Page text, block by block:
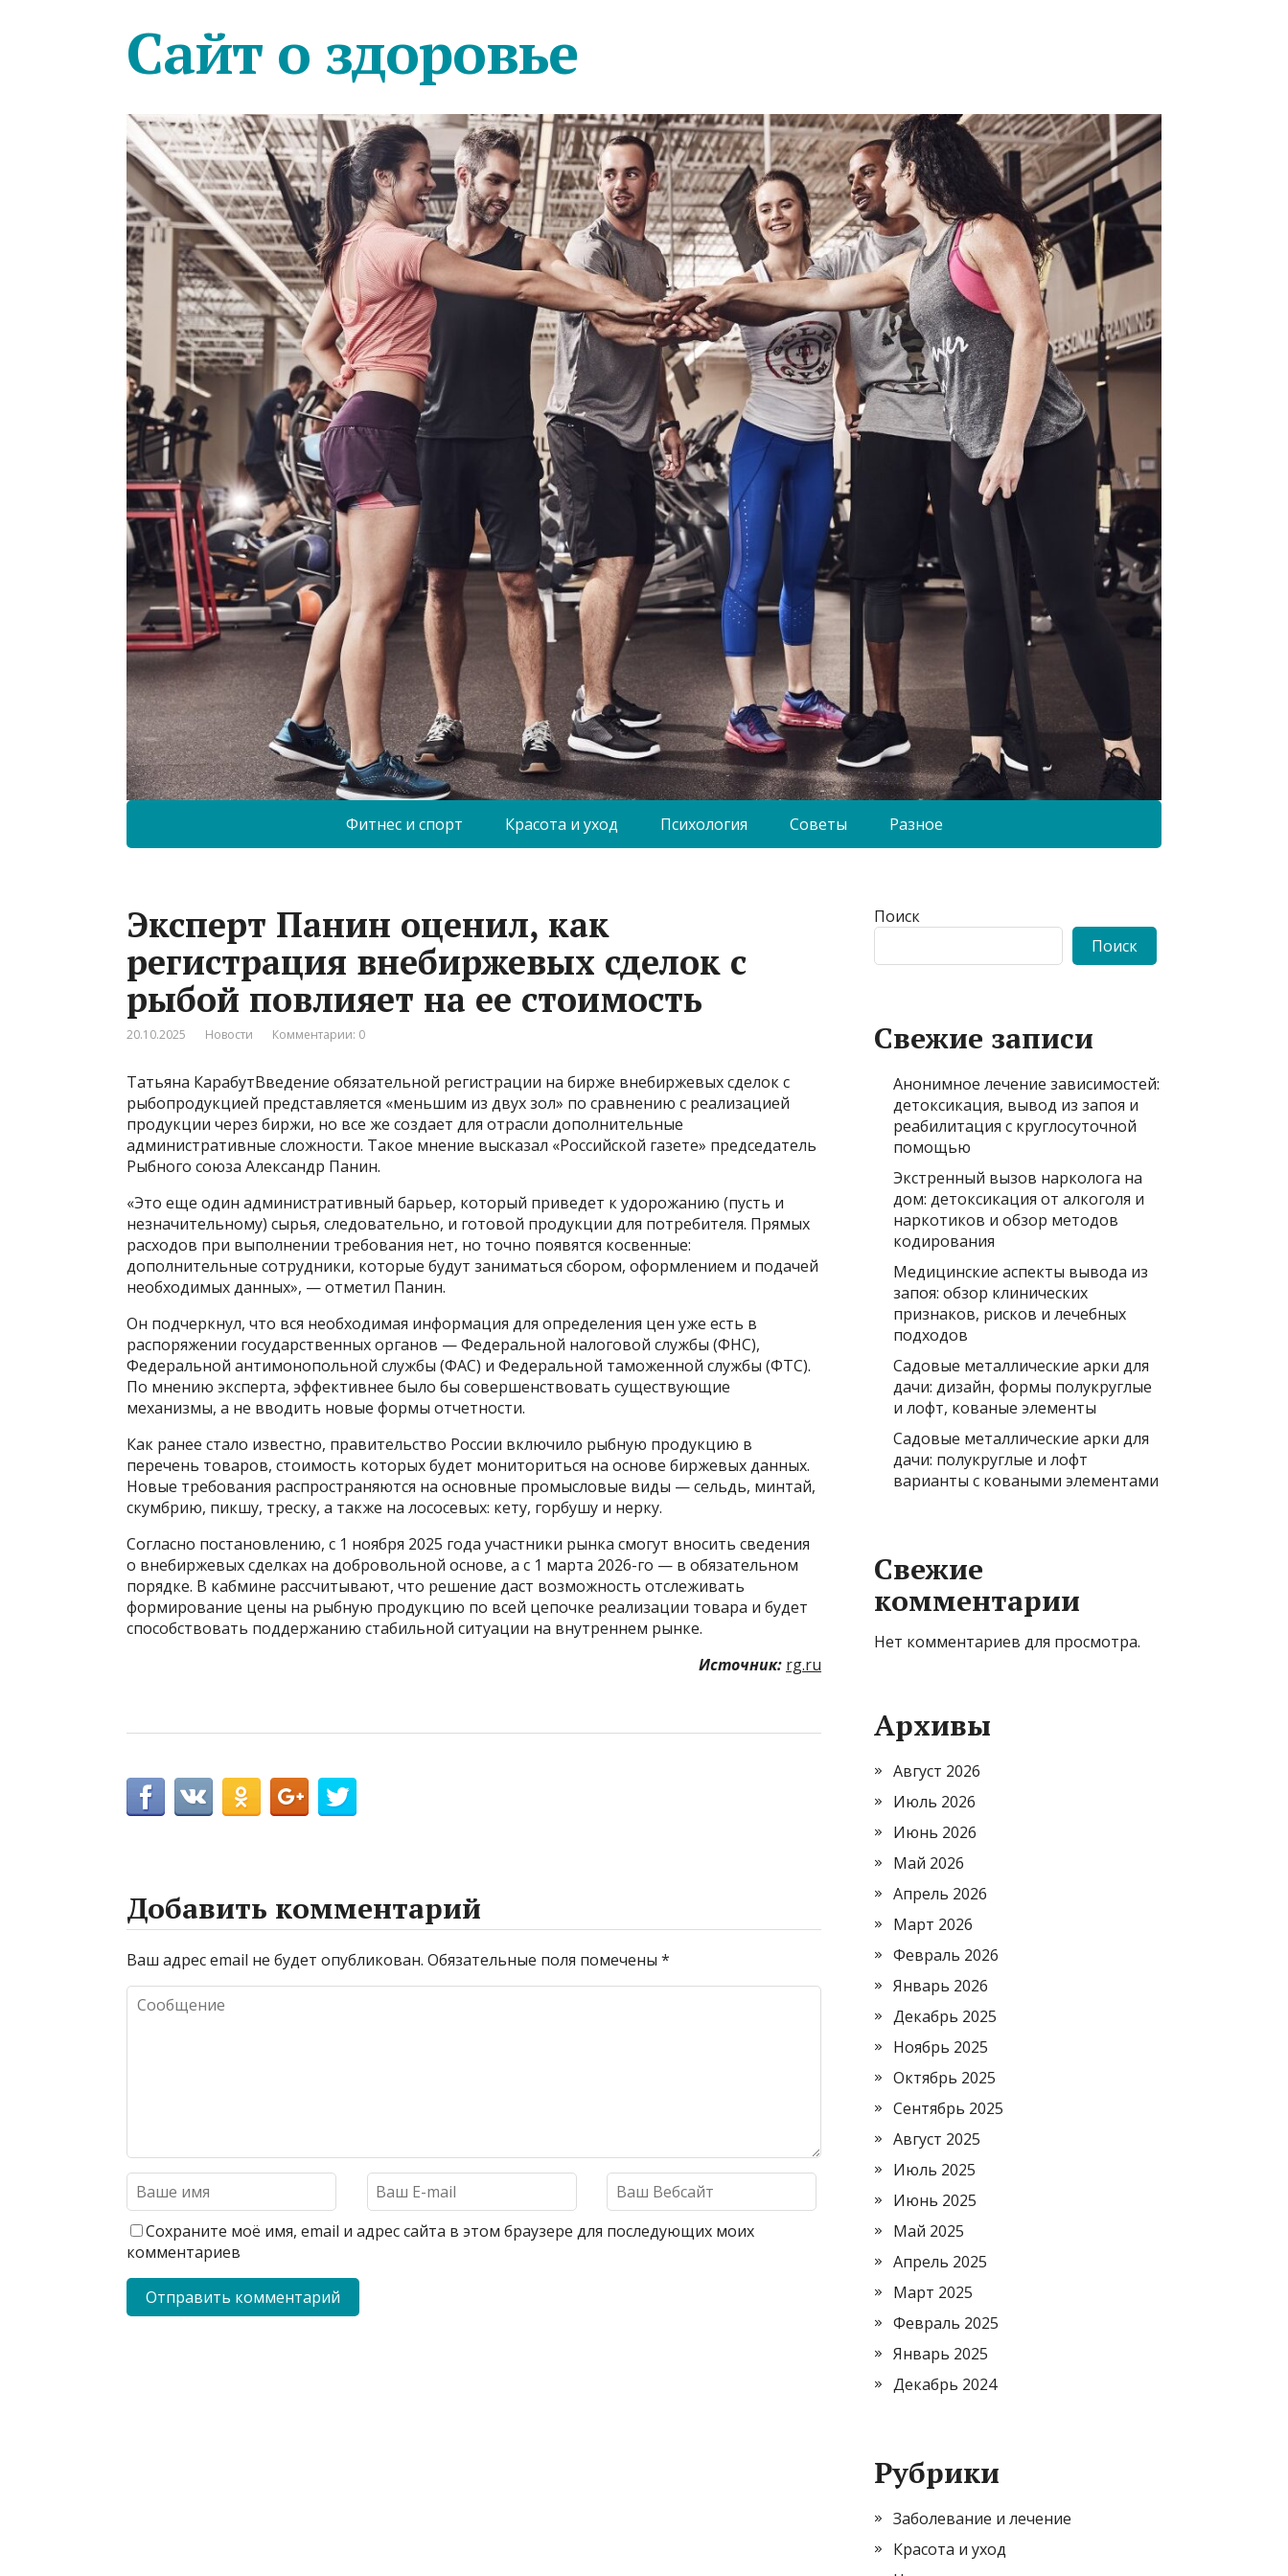
Сайт о здоровье
Фитнес и спорт Красота и уход Психология Советы Разное
Эксперт Панин оценил, как
регистрация внебиржевых сделок с
рыбой повлияет на ее стоимость
20.10.2025 Новости Комментарии: 0
Татьяна КарабутВведение обязательной регистрации на бирже внебиржевых сделок с
рыбопродукцией представляется «меньшим из двух зол» по сравнению с реализацией
продукции через биржи, но все же создает для отрасли дополнительные
административные сложности. Такое мнение высказал «Российской газете» председатель
Рыбного союза Александр Панин.
«Это еще один административный барьер, который приведет к удорожанию (пусть и
незначительному) сырья, следовательно, и готовой продукции для потребителя. Прямых
расходов при выполнении требования нет, но точно появятся косвенные:
дополнительные сотрудники, которые будут заниматься сбором, оформлением и подачей
необходимых данных», — отметил Панин.
Он подчеркнул, что вся необходимая информация для определения цен уже есть в
распоряжении государственных органов — Федеральной налоговой службы (ФНС),
Федеральной антимонопольной службы (ФАС) и Федеральной таможенной службы (ФТС).
По мнению эксперта, эффективнее было бы совершенствовать существующие
механизмы, а не вводить новые формы отчетности.
Как ранее стало известно, правительство России включило рыбную продукцию в
перечень товаров, стоимость которых будет мониториться на основе биржевых данных.
Новые требования распространяются на основные промысловые виды — сельдь, минтай,
скумбрию, пикшу, треску, а также на лососевых: кету, горбушу и нерку.
Согласно постановлению, с 1 ноября 2025 года участники рынка смогут вносить сведения
о внебиржевых сделках на добровольной основе, а с 1 марта 2026-го — в обязательном
порядке. В кабмине рассчитывают, что решение даст возможность отслеживать
формирование цены на рыбную продукцию по всей цепочке реализации товара и будет
способствовать поддержанию стабильной ситуации на внутреннем рынке.
Источник: rg.ru
Добавить комментарий
Ваш адрес email не будет опубликован. Обязательные поля помечены *
Сохраните моё имя, email и адрес сайта в этом браузере для последующих моих
комментариев
Поиск
Поиск
Свежие записи
Анонимное лечение зависимостей:
детоксикация, вывод из запоя и
реабилитация с круглосуточной
помощью
Экстренный вызов нарколога на
дом: детоксикация от алкоголя и
наркотиков и обзор методов
кодирования
Медицинские аспекты вывода из
запоя: обзор клинических
признаков, рисков и лечебных
подходов
Садовые металлические арки для
дачи: дизайн, формы полукруглые
и лофт, кованые элементы
Садовые металлические арки для
дачи: полукруглые и лофт
варианты с коваными элементами
Свежие
комментарии
Нет комментариев для просмотра.
Архивы
Август 2026
Июль 2026
Июнь 2026
Май 2026
Апрель 2026
Март 2026
Февраль 2026
Январь 2026
Декабрь 2025
Ноябрь 2025
Октябрь 2025
Сентябрь 2025
Август 2025
Июль 2025
Июнь 2025
Май 2025
Апрель 2025
Март 2025
Февраль 2025
Январь 2025
Декабрь 2024
Рубрики
Заболевание и лечение
Красота и уход